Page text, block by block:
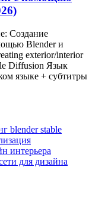
Создание
Blender и
exterior/interior
Diffusion Язык
языке + субтитры
blenderstable
интерьера
для дизайна